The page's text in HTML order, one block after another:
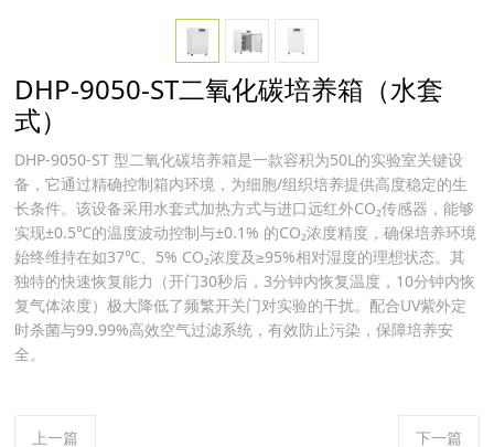
DHP-9050-ST二氧化碳培养箱（水套
式）
DHP-9050-ST 型二氧化碳培养箱是一款容积为50L的实验室关键设
备，它通过精确控制箱内环境，为细胞/组织培养提供高度稳定的生
长条件。该设备采用水套式加热方式与进口远红外CO₂传感器，能够
实现±0.5℃的温度波动控制与±0.1% 的CO₂浓度精度，确保培养环境
始终维持在如37℃、5% CO₂浓度及≥95%相对湿度的理想状态。其
独特的快速恢复能力（开门30秒后，3分钟内恢复温度，10分钟内恢
复气体浓度）极大降低了频繁开关门对实验的干扰。配合UV紫外定
时杀菌与99.99%高效空气过滤系统，有效防止污染，保障培养安
全。
上一篇 下一篇